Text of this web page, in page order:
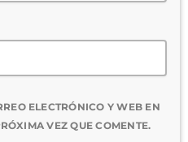
ELECTRÓNICO Y WEB EN
VEZ QUE COMENTE.